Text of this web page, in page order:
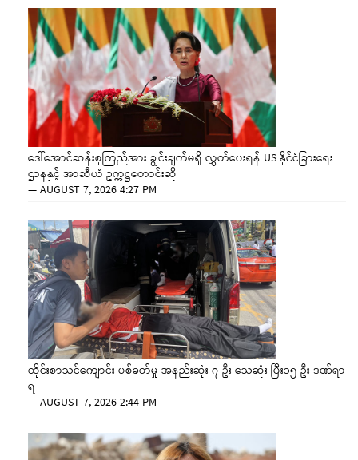
ဒေါ်အောင်ဆန်းစုကြည်အား ချွင်းချက်မရှိ လွှတ်ပေးရန် US နိုင်ငံခြားရေး
ဌာနနှင့် အာဆီယံ ဥက္ကဋ္ဌတောင်းဆို
—AUGUST 7, 2026 4:27 PM
ထိုင်းစာသင်ကျောင်း ပစ်ခတ်မှု အနည်းဆုံး ၇ ဦး သေဆုံး ပြီး၁၅ ဦး ဒဏ်ရာ
ရ
—AUGUST 7, 2026 2:44 PM